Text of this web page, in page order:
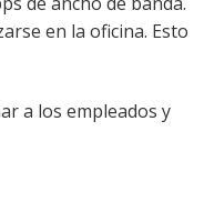
en la oficina. Esto
a los empleados y